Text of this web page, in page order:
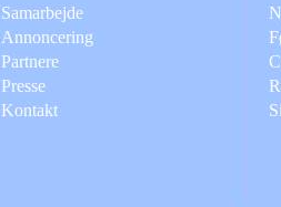
Samarbejde
Annoncering
Partnere
Presse
Kontakt